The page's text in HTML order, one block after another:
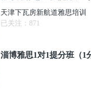
天津下瓦房新航道雅思培训
已关注： 871
淄博雅思1对1提分班（1